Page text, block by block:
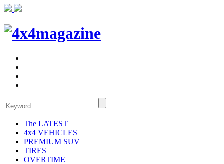
The LATEST
4x4 VEHICLES
PREMIUM SUV
TIRES
OVERTIME